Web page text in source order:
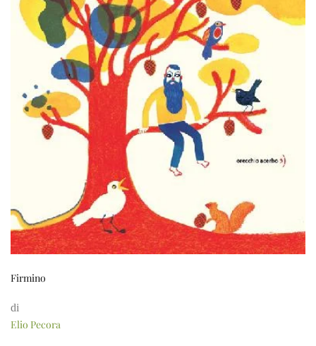
Firmino
di
Elio Pecora